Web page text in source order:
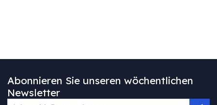
Abonnieren Sie unseren wöchentlichen
Newsletter